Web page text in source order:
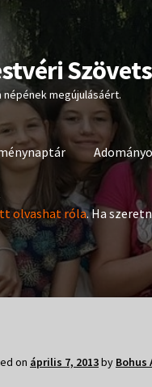
népének megújulásáért.
olvashat róla. Ha
on április 7, 2013by Bohus